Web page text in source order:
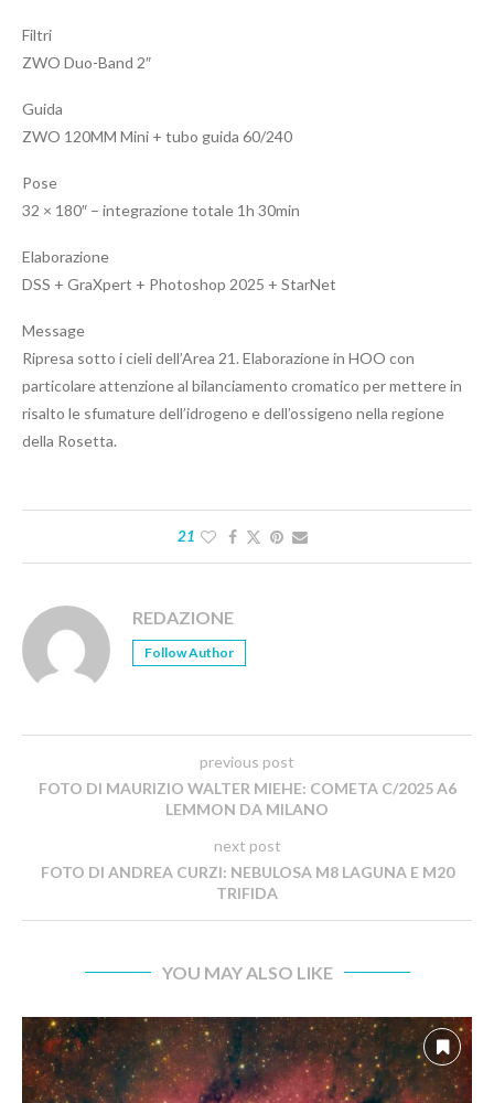
Filtri
ZWO Duo-Band 2″
Guida
ZWO 120MM Mini + tubo guida 60/240
Pose
32 × 180″ – integrazione totale 1h 30min
Elaborazione
DSS + GraXpert + Photoshop 2025 + StarNet
Message
Ripresa sotto i cieli dell’Area 21. Elaborazione in HOO con
particolare attenzione al bilanciamento cromatico per mettere in
risalto le sfumature dell’idrogeno e dell’ossigeno nella regione
della Rosetta.
21
REDAZIONE
Follow Author
previous post
FOTO DI MAURIZIO WALTER MIEHE: COMETA C/2025 A6
LEMMON DA MILANO
next post
FOTO DI ANDREA CURZI: NEBULOSA M8 LAGUNA E M20
TRIFIDA
YOU MAY ALSO LIKE